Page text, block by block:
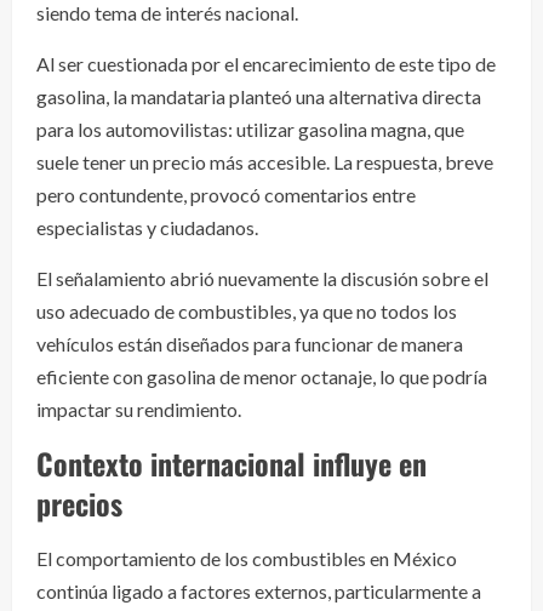
siendo tema de interés nacional.
Al ser cuestionada por el encarecimiento de este tipo de
gasolina, la mandataria planteó una alternativa directa
para los automovilistas: utilizar gasolina magna, que
suele tener un precio más accesible. La respuesta, breve
pero contundente, provocó comentarios entre
especialistas y ciudadanos.
El señalamiento abrió nuevamente la discusión sobre el
uso adecuado de combustibles, ya que no todos los
vehículos están diseñados para funcionar de manera
eficiente con gasolina de menor octanaje, lo que podría
impactar su rendimiento.
Contexto internacional influye en
precios
El comportamiento de los combustibles en México
continúa ligado a factores externos, particularmente a